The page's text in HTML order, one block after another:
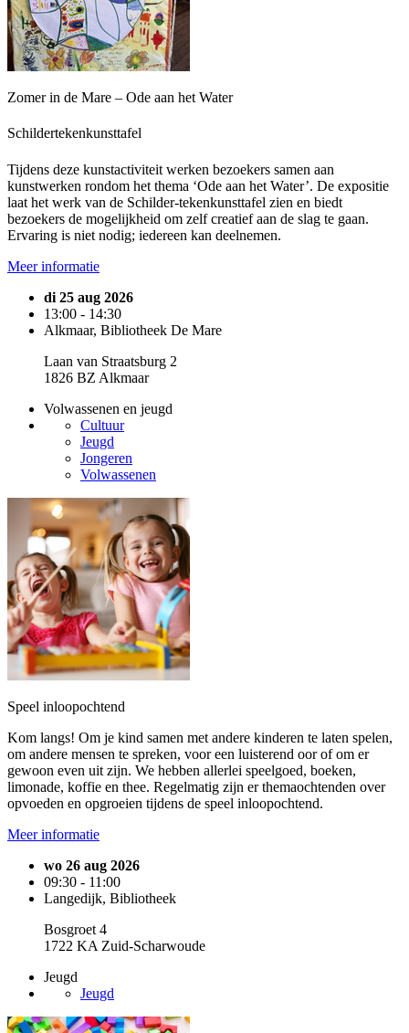
Zomer in de Mare – Ode aan het Water
Schildertekenkunsttafel
Tijdens deze kunstactiviteit werken bezoekers samen aan
kunstwerken rondom het thema ‘Ode aan het Water’. De expositie
laat het werk van de Schilder-tekenkunsttafel zien en biedt
bezoekers de mogelijkheid om zelf creatief aan de slag te gaan.
Ervaring is niet nodig; iedereen kan deelnemen.
Meer informatie
di 25 aug 2026
13:00 - 14:30
Alkmaar, Bibliotheek De Mare
Laan van Straatsburg 2
1826 BZ Alkmaar
Volwassenen en jeugd
Cultuur
Jeugd
Jongeren
Volwassenen
Speel inloopochtend
Kom langs! Om je kind samen met andere kinderen te laten spelen,
om andere mensen te spreken, voor een luisterend oor of om er
gewoon even uit zijn. We hebben allerlei speelgoed, boeken,
limonade, koffie en thee. Regelmatig zijn er themaochtenden over
opvoeden en opgroeien tijdens de speel inloopochtend.
Meer informatie
wo 26 aug 2026
09:30 - 11:00
Langedijk, Bibliotheek
Bosgroet 4
1722 KA Zuid-Scharwoude
Jeugd
Jeugd